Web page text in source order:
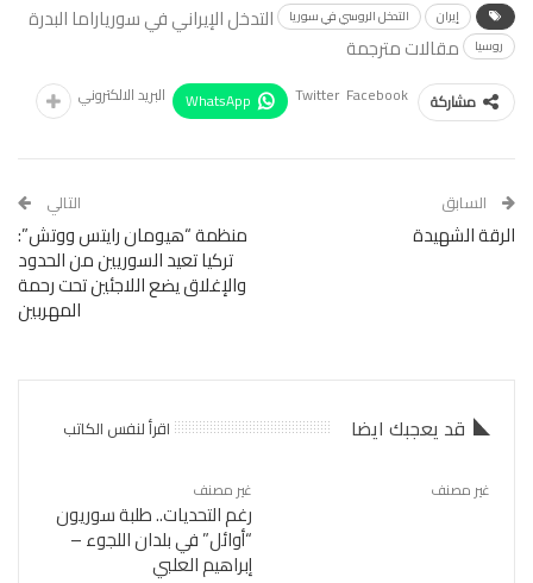
إيران التدخل الإيراني في سوريا التدخل الروسي في سوريا راما البدرة
روسيا مقالات مترجمة
مشاركة Facebook
Twitter
WhatsApp البريد الالكتروني
السابق
الرقة الشهيدة
التالي
منظمة “هيومان رايتس ووتش”:
تركيا تعيد السوريين من الحدود
والإغلاق يضع اللاجئين تحت رحمة
المهربين
قد يعجبك ايضا اقرأ لنفس الكاتب
غير مصنف غير مصنف
رغم التحديات.. طلبة سوريون
“أوائل” في بلدان اللجوء –
إبراهيم العلبي